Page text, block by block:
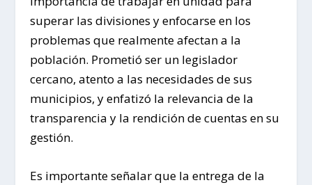
superar las divisiones y enfocarse en los
problemas que realmente afectan a la
población. Prometió ser un legislador
cercano, atento a las necesidades de sus
municipios, y enfatizó la relevancia de la
transparencia y la rendición de cuentas en su
gestión.
Es importante señalar que la entrega de la